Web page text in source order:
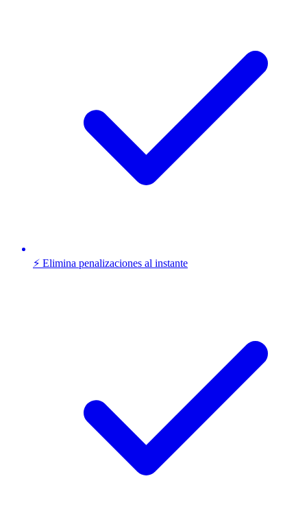
⚡ Elimina penalizaciones al instante